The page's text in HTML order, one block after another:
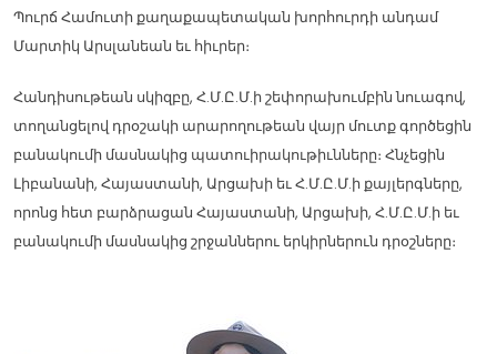
Պուրճ Համուտի քաղաքապետական խորհուրդի անդամ
Մարտիկ Արսլանեան եւ հիւրեր։
Հանդիսութեան սկիզբը, Հ.Մ.Ը.Մ.ի շեփորախումբին նուագով,
տողանցելով դրօշակի արարողութեան վայր մուտք գործեցին
բանակումի մասնակից պատուիրակութիւնները։ Հնչեցին
Լիբանանի, Հայաստանի, Արցախի եւ Հ.Մ.Ը.Մ.ի քայլերգները,
որոնց հետ բարձրացան Հայաստանի, Արցախի, Հ.Մ.Ը.Մ.ի եւ
բանակումի մասնակից շրջաններու երկիրներուն դրօշները։